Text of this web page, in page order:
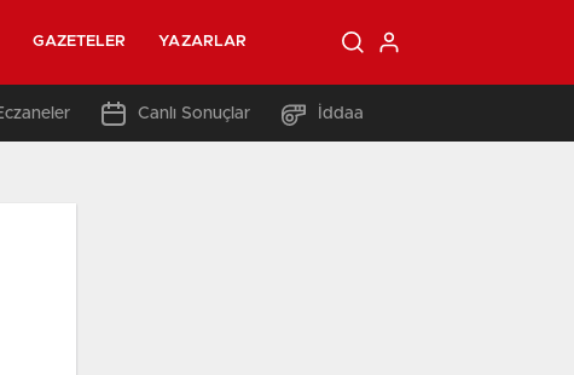
GAZETELER YAZARLAR
Canlı Sonuçlar İddaa